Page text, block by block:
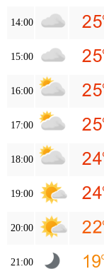
14:00
15:00
16:00
17:00
18:00
19:00
20:00
21:00